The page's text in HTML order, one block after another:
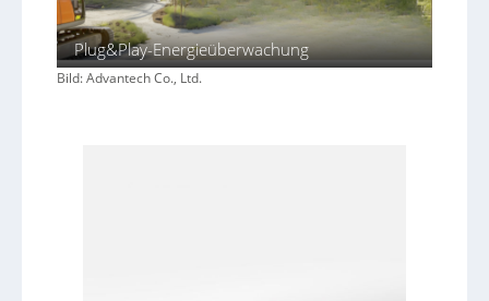
Plug&Play-Energieüberwachung
Bild: Advantech Co., Ltd.